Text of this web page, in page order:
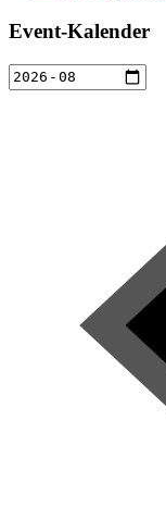
Event-Kalender